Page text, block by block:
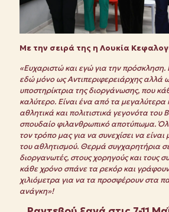
Με την σειρά της η Λουκία
«Ευχαριστώ και εγώ για την πρόσκληση.
εδώ μόνο ως Αντιπεριφερειάρχης αλλά
υποστηρίκτρια της διοργάνωσης, που
καλύτερο. Είναι ένα από τα μεγαλύτερα
αθλητικά και πολιτιστικά γεγονότα του
σπουδαίο φιλανθρωπικό αποτύπωμα.
τον τρόπο μας για να συνεχίσει να είναι
του αθλητισμού. Θερμά συγχαρητήρια
διοργανωτές, στους χορηγούς και τους
κάθε χρόνο σπάνε τα ρεκόρ και
χιλιόμετρα για να τα προσφέρουν στα
ανάγκη»!